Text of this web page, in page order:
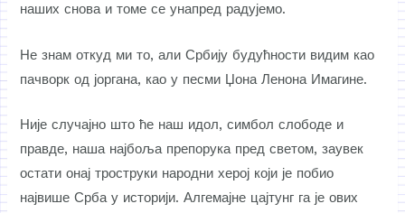
наших снова и томе се унапред радујемо.
Не знам откуд ми то, али Србију будућности видим као
пачворк од јоргана, као у песми Џона Ленона Имагине.
Није случајно што ће наш идол, симбол слободе и
правде, наша најбоља препорука пред светом, заувек
остати онај троструки народни херој који је побио
највише Срба у историји. Алгемајне цајтунг га је ових